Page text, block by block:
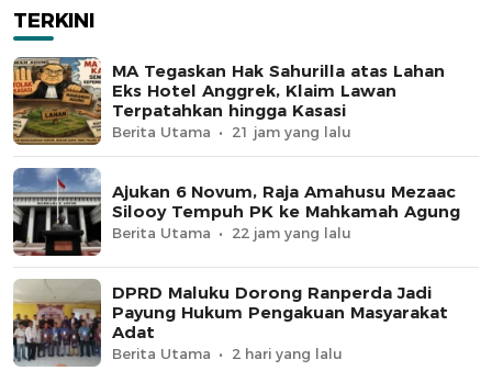
TERKINI
MA Tegaskan Hak Sahurilla atas Lahan
Eks Hotel Anggrek, Klaim Lawan
Terpatahkan hingga Kasasi
Berita Utama 21 jam yang lalu
Ajukan 6 Novum, Raja Amahusu Mezaac
Silooy Tempuh PK ke Mahkamah Agung
Berita Utama 22 jam yang lalu
DPRD Maluku Dorong Ranperda Jadi
Payung Hukum Pengakuan Masyarakat
Adat
Berita Utama 2 hari yang lalu